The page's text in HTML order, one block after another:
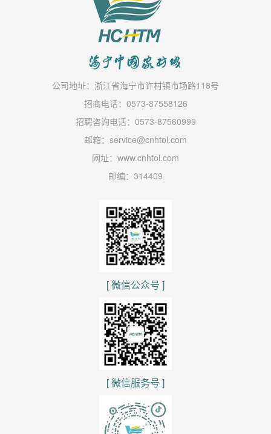
公司地址：浙江省海宁市许村镇市场路118号
招商电话：0573-87558126
招聘咨询电话：0573-87560999
邮箱：service@cnhtol.com
网址：www.cnhtol.com
邮编：314409
[ 微信公众号 ]
[ 微信服务号 ]